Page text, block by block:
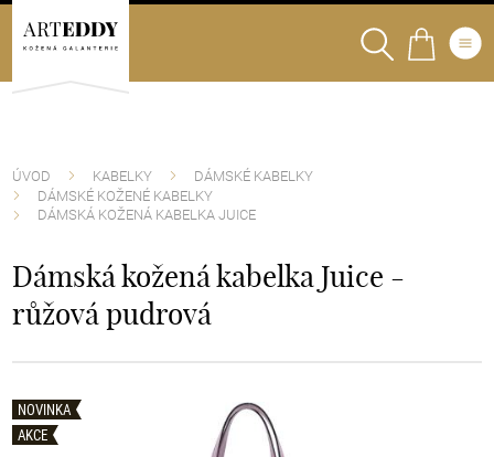
ÚVOD KABELKY
DÁMSKÉ KABELKY
DÁMSKÉ KOŽENÉ KABELKY
DÁMSKÁ KOŽENÁ KABELKA JUICE
Dámská kožená kabelka Juice -
růžová pudrová
NOVINKA
AKCE
NOVINKA
AKCE
NOVINKA
AKCE
NOVINKA
AKCE
NOVINKA
AKCE
NOVINKA
AKCE
NOVINKA
AKCE
NOVINKA
AKCE